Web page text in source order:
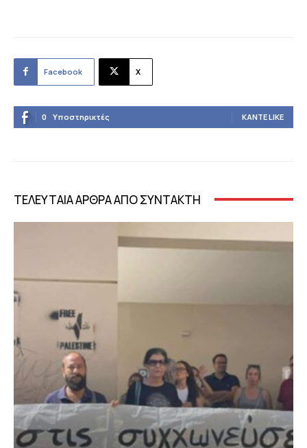
Facebook X
0 Υποστηρικτές ΚΆΝΤΕ LIKE
ΤΕΛΕΥΤΑΙΑ ΑΡΘΡΑ ΑΠΟ ΣΥΝΤΑΚΤΗ